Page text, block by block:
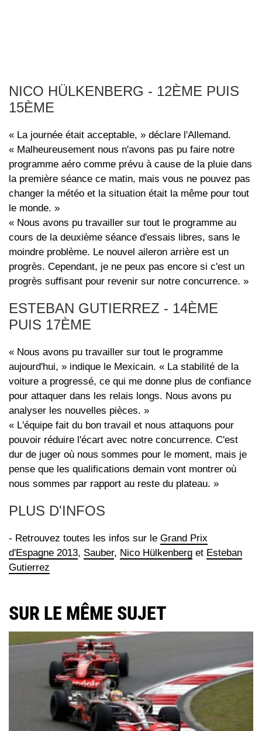
NICO HÜLKENBERG - 12ÈME PUIS
15ÈME
« La journée était acceptable, » déclare l'Allemand.
« Malheureusement nous n'avons pas pu faire notre
programme aéro comme prévu à cause de la pluie dans
la première séance ce matin, mais vous ne pouvez pas
changer la météo et la situation était la même pour tout
le monde. »
« Nous avons pu travailler sur tout le programme au
cours de la deuxième séance d'essais libres, sans le
moindre problème. Le nouvel aileron arrière est un
progrès. Cependant, je ne peux pas encore si c'est un
progrès suffisant pour revenir sur notre concurrence. »
ESTEBAN GUTIERREZ - 14ÈME
PUIS 17ÈME
« Nous avons pu travailler sur tout le programme
aujourd'hui, » indique le Mexicain. « La stabilité de la
voiture a progressé, ce qui me donne plus de confiance
pour attaquer dans les relais longs. Nous avons pu
analyser les nouvelles pièces. »
« L'équipe fait du bon travail et nous attaquons pour
pouvoir réduire l'écart avec notre concurrence. C'est
dur de juger où nous sommes pour le moment, mais je
pense que les qualifications demain vont montrer où
nous sommes par rapport au reste du plateau. »
PLUS D'INFOS
- Retrouvez toutes les infos sur le Grand Prix
d'Espagne 2013, Sauber, Nico Hülkenberg et Esteban
Gutierrez
SUR LE MÊME SUJET